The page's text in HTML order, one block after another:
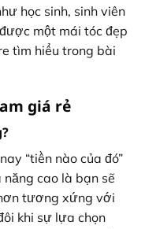
học sinh, sinh viên
một mái tóc đẹp
tìm hiểu trong bài
giá rẻ
“tiền nào của đó”
cao là bạn sẽ
tương xứng với
khi sự lựa chọn